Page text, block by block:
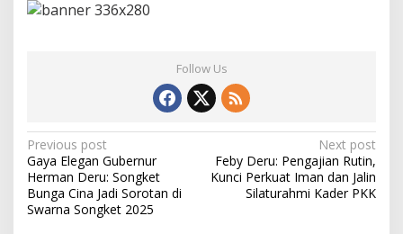
Follow Us
P
o
s
Previous post
Gaya Elegan Gubernur
Herman Deru: Songket
Bunga Cina Jadi Sorotan di
Swarna Songket 2025
Next post
Feby Deru: Pengajian Rutin,
Kunci Perkuat Iman dan Jalin
Silaturahmi Kader PKK